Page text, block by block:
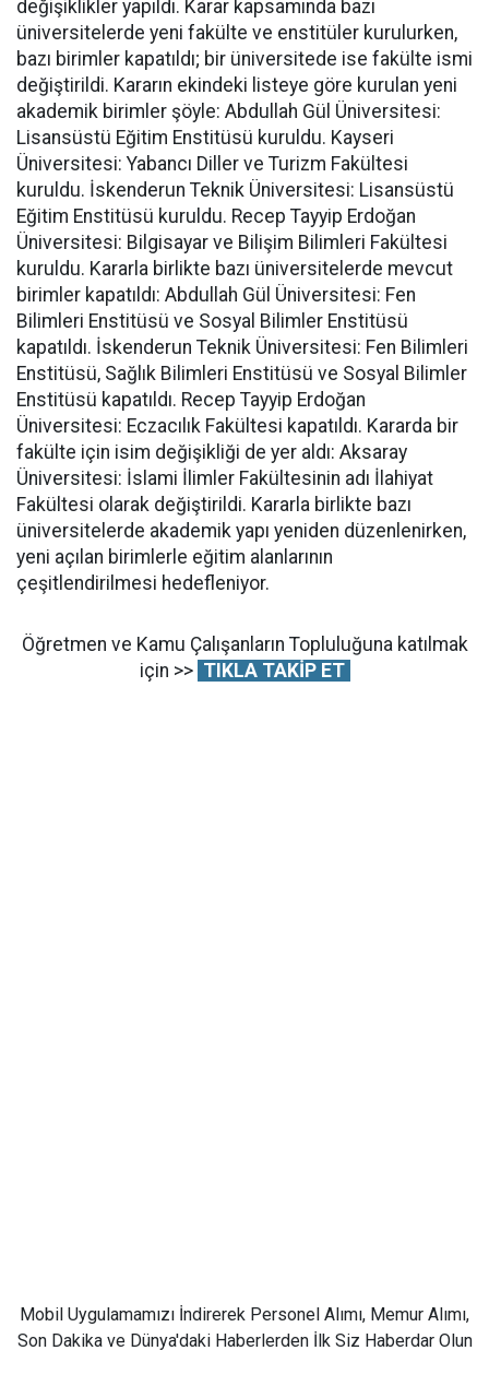
değişiklikler yapıldı. Karar kapsamında bazı
üniversitelerde yeni fakülte ve enstitüler kurulurken,
bazı birimler kapatıldı; bir üniversitede ise fakülte ismi
değiştirildi. Kararın ekindeki listeye göre kurulan yeni
akademik birimler şöyle: Abdullah Gül Üniversitesi:
Lisansüstü Eğitim Enstitüsü kuruldu. Kayseri
Üniversitesi: Yabancı Diller ve Turizm Fakültesi
kuruldu. İskenderun Teknik Üniversitesi: Lisansüstü
Eğitim Enstitüsü kuruldu. Recep Tayyip Erdoğan
Üniversitesi: Bilgisayar ve Bilişim Bilimleri Fakültesi
kuruldu. Kararla birlikte bazı üniversitelerde mevcut
birimler kapatıldı: Abdullah Gül Üniversitesi: Fen
Bilimleri Enstitüsü ve Sosyal Bilimler Enstitüsü
kapatıldı. İskenderun Teknik Üniversitesi: Fen Bilimleri
Enstitüsü, Sağlık Bilimleri Enstitüsü ve Sosyal Bilimler
Enstitüsü kapatıldı. Recep Tayyip Erdoğan
Üniversitesi: Eczacılık Fakültesi kapatıldı. Kararda bir
fakülte için isim değişikliği de yer aldı: Aksaray
Üniversitesi: İslami İlimler Fakültesinin adı İlahiyat
Fakültesi olarak değiştirildi. Kararla birlikte bazı
üniversitelerde akademik yapı yeniden düzenlenirken,
yeni açılan birimlerle eğitim alanlarının
çeşitlendirilmesi hedefleniyor.
Öğretmen ve Kamu Çalışanların Topluluğuna katılmak
için >> TIKLA TAKİP ET
Mobil Uygulamamızı İndirerek Personel Alımı, Memur Alımı,
Son Dakika ve Dünya'daki Haberlerden İlk Siz Haberdar Olun